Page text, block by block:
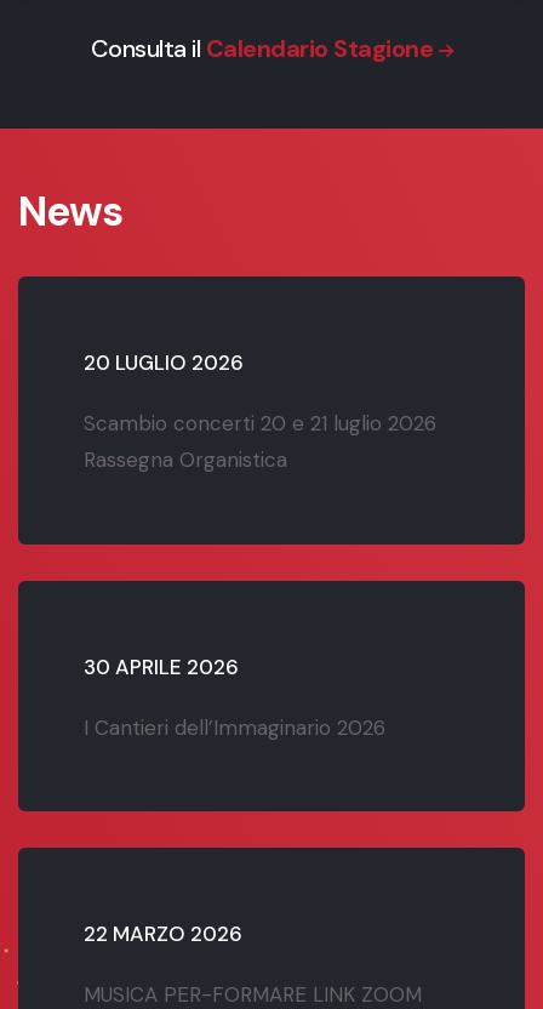
Consulta il Calendario Stagione
News
20 LUGLIO 2026
Scambio concerti 20 e 21 luglio 2026
Rassegna Organistica
30 APRILE 2026
I Cantieri dell’Immaginario 2026
22 MARZO 2026
MUSICA PER-FORMARE LINK ZOOM